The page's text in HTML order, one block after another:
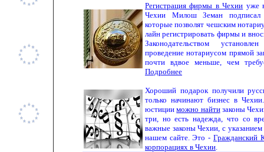
Регистрация фирмы в Чехии уже
Чехии Милош Земан подписал
которые позволят чешским
лайн регистрировать фирмы и
Законодательством
проведение нотариусом прямой
почти вдвое меньше, чем
Подробнее
Хороший подарок получили
только начинают бизнес в
юстицииможно найтизаконы
три, но есть надежда, что со
важные законы Чехии, с
нашем сайте. Это - Гражданский
корпорациях в Чехии